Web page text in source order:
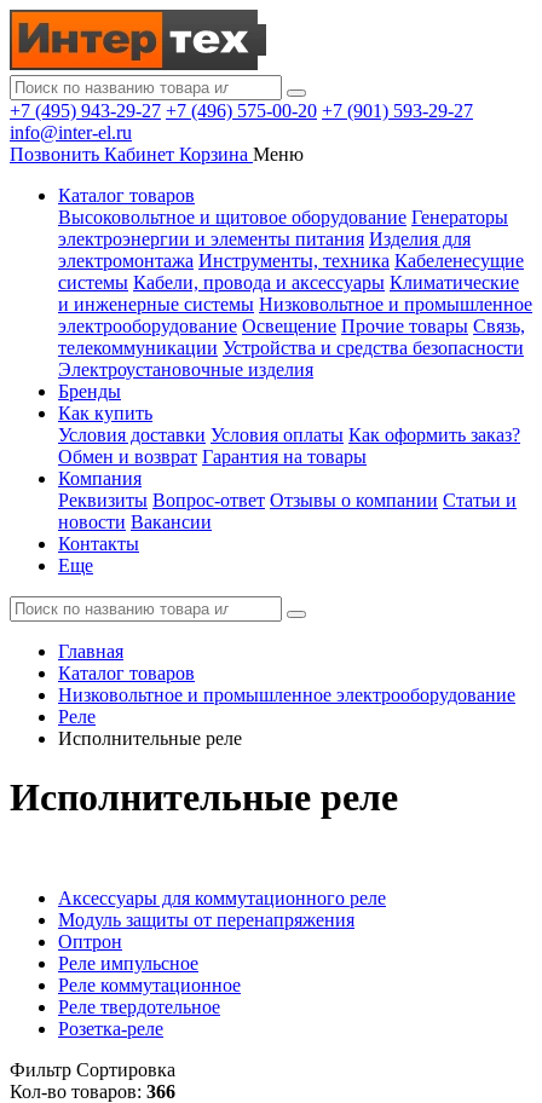
+7 (495) 943-29-27 +7 (496) 575-00-20 +7 (901) 593-29-27
info@inter-el.ru
Позвонить Кабинет Корзина Меню
Каталог товаров
Высоковольтное и щитовое оборудование Генераторы
электроэнергии и элементы питания Изделия для
электромонтажа Инструменты, техника Кабеленесущие
системы Кабели, провода и аксессуары Климатические
и инженерные системы Низковольтное и промышленное
электрооборудование Освещение Прочие товары Связь,
телекоммуникации Устройства и средства безопасности
Электроустановочные изделия
Бренды
Как купить
Условия доставки Условия оплаты Как оформить заказ?
Обмен и возврат Гарантия на товары
Компания
Реквизиты Вопрос-ответ Отзывы о компании Статьи и
новости Вакансии
Контакты
Еще
Главная
Каталог товаров
Низковольтное и промышленное электрооборудование
Реле
Исполнительные реле
Исполнительные реле
Аксессуары для коммутационного реле
Модуль защиты от перенапряжения
Оптрон
Реле импульсное
Реле коммутационное
Реле твердотельное
Розетка-реле
Фильтр Сортировка
Кол-во товаров: 366